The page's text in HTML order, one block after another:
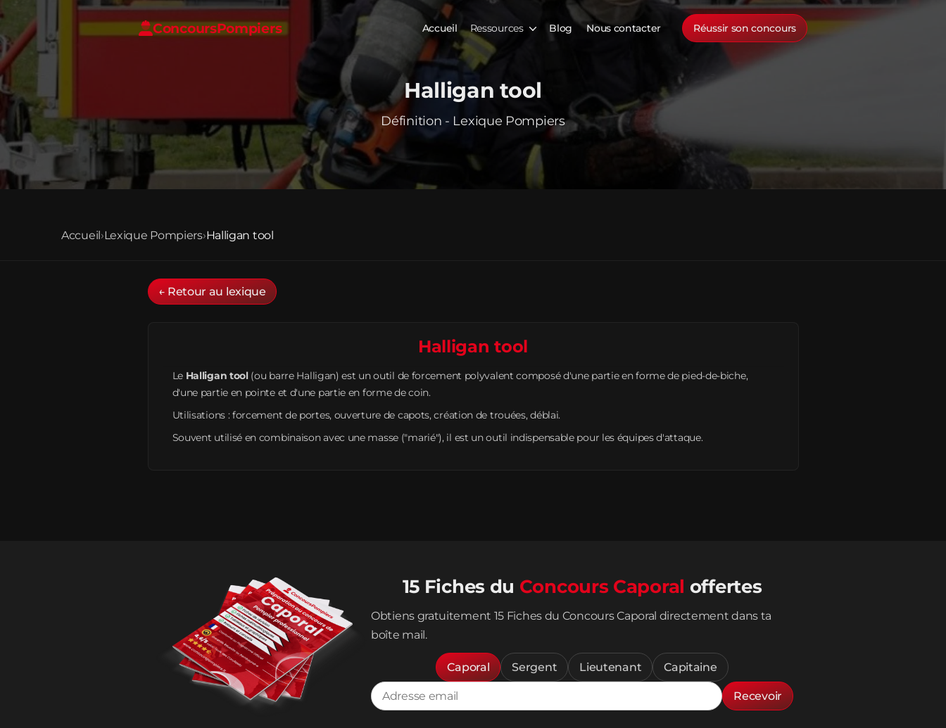
ConcoursPompiers Accueil Ressources Blog Nous contacter Réussir son concours
Halligan tool
Définition - Lexique Pompiers
Accueil›Lexique Pompiers›Halligan tool
← Retour au lexique
Halligan tool
Le Halligan tool(ou barre Halligan) est un outil de forcement polyvalent composé d'une partie en forme de pied-de-biche,
d'une partie en pointe et d'une partie en forme de coin.
Utilisations : forcement de portes, ouverture de capots, création de trouées, déblai.
Souvent utilisé en combinaison avec une masse ("marié"), il est un outil indispensable pour les équipes d'attaque.
15 Fiches du Concours Caporal offertes
Obtiens gratuitement 15 Fiches du Concours Caporal directement dans ta
boîte mail.
Caporal Sergent Lieutenant Capitaine
Recevoir